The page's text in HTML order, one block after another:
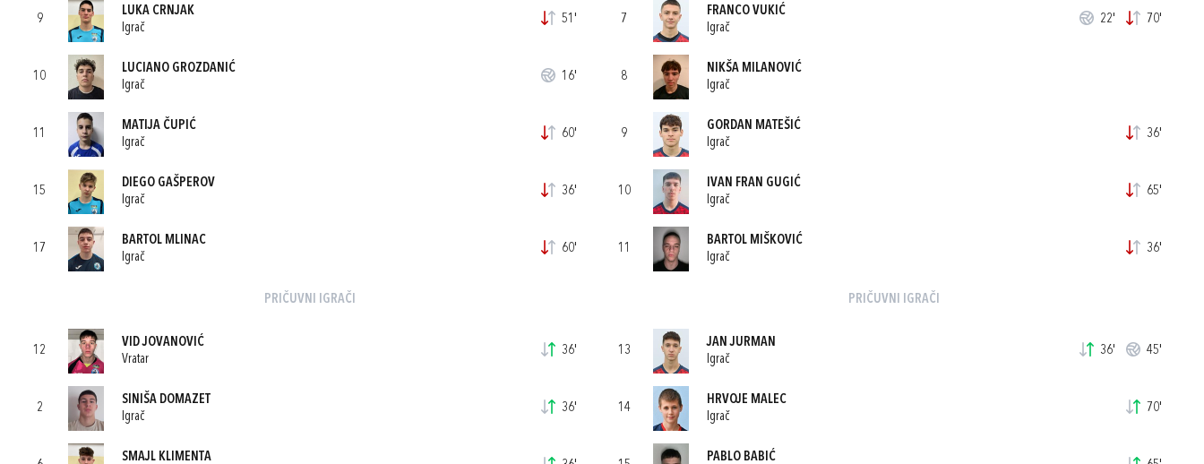
9
LUKA CRNJAK
Igrač
51'
10
LUCIANO GROZDANIĆ
Igrač
16'
11
MATIJA ČUPIĆ
Igrač
60'
15
DIEGO GAŠPEROV
Igrač
36'
17
BARTOL MLINAC
Igrač
60'
PRIČUVNI IGRAČI
12
VID JOVANOVIĆ
Vratar
36'
2
SINIŠA DOMAZET
Igrač
36'
SMAJL KLIMENTA
7
FRANCO VUKIĆ
Igrač
22' 70'
8
NIKŠA MILANOVIĆ
Igrač
9
GORDAN MATEŠIĆ
Igrač
36'
10
IVAN FRAN GUGIĆ
Igrač
65'
11
BARTOL MIŠKOVIĆ
Igrač
36'
PRIČUVNI IGRAČI
13
JAN JURMAN
Igrač
36' 45'
14
HRVOJE MALEC
Igrač
70'
PABLO BABIĆ